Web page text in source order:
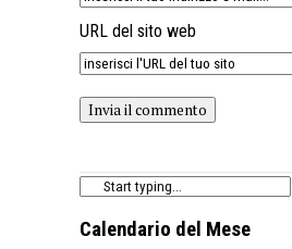
URL del sito web
Calendario del Mese